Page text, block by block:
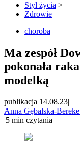
Styl życia >
Zdrowie
choroba
Ma zespół
pokonała
modelką
publikacja 14.08.23|
Anna Gębalska-
|5 min czytania